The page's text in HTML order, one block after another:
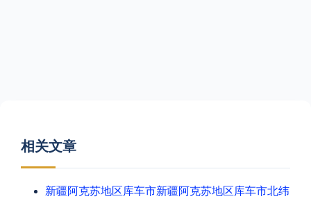
相关文章
新疆阿克苏地区库车市新疆阿克苏地区库车市北纬